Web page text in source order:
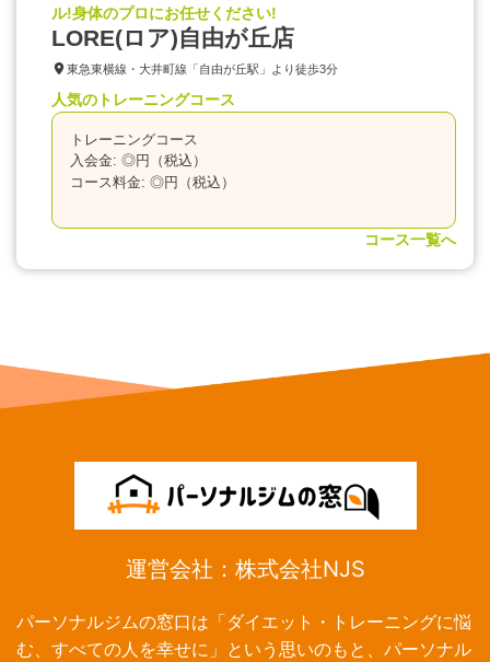
ル!身体のプロにお任せください!
LORE(ロア)自由が丘店
東急東横線・大井町線「自由が丘駅」より徒歩3分
人気のトレーニングコース
トレーニングコース
入会金: ◎円（税込）
コース料金: ◎円（税込）
コース一覧へ
運営会社：株式会社NJS
パーソナルジムの窓口は「ダイエット・トレーニングに悩
む、すべての人を幸せに」という思いのもと、パーソナル